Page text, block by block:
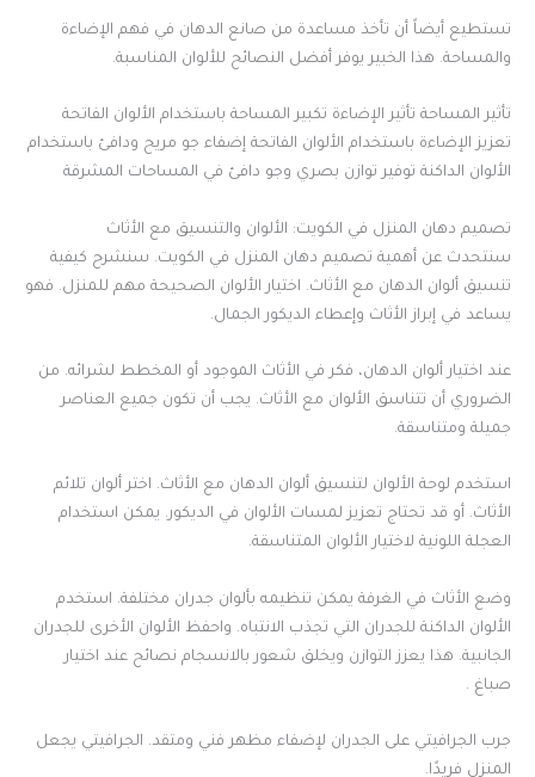
تستطيع أيضاً أن تأخذ مساعدة من صانع الدهان في فهم الإضاءة
والمساحة. هذا الخبير يوفر أفضل النصائح للألوان المناسبة.
تأثير المساحة تأثير الإضاءة تكبير المساحة باستخدام الألوان الفاتحة
تعزيز الإضاءة باستخدام الألوان الفاتحة إضفاء جو مريح ودافئ باستخدام
الألوان الداكنة توفير توازن بصري وجو دافئ في المساحات المشرقة
تصميم دهان المنزل في الكويت: الألوان والتنسيق مع الأثاث
سنتحدث عن أهمية تصميم دهان المنزل في الكويت. سنشرح كيفية
تنسيق ألوان الدهان مع الأثاث. اختيار الألوان الصحيحة مهم للمنزل. فهو
يساعد في إبراز الأثاث وإعطاء الديكور الجمال.
عند اختيار ألوان الدهان، فكر في الأثاث الموجود أو المخطط لشرائه. من
الضروري أن تتناسق الألوان مع الأثاث. يجب أن تكون جميع العناصر
جميلة ومتناسقة.
استخدم لوحة الألوان لتنسيق ألوان الدهان مع الأثاث. اختر ألوان تلائم
الأثاث. أو قد تحتاج تعزيز لمسات الألوان في الديكور. يمكن استخدام
العجلة اللونية لاختيار الألوان المتناسقة.
وضع الأثاث في الغرفة يمكن تنظيمه بألوان جدران مختلفة. استخدم
الألوان الداكنة للجدران التي تجذب الانتباه. واحفظ الألوان الأخرى للجدران
الجانبية. هذا يعزز التوازن ويخلق شعور بالانسجام نصائح عند اختيار
صباغ .
جرب الجرافيتي على الجدران لإضفاء مظهر فني ومتقد. الجرافيتي يجعل
المنزل فريدًا.